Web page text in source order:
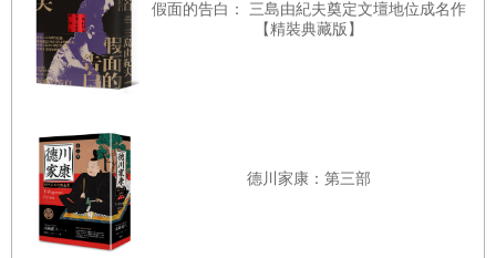
清天河之水，起初怎麼看都看不分明。但是漸漸定睛望去，
可以看出那清澈的河水比玻璃和氫氣更加晶瑩剔透，許是眼
睛的錯覺，不時好像還會掀起紫色微波或像彩虹一樣閃爍光
豎立。遠處的看似渺小，近處的顯得巨大，遠處的發出橙色
與黃色光芒格外清晰，近處的發出淡藍色光芒略顯模糊，或
三角形或方形，或為閃電或鎖鏈形，形形色色各不相同，在
整片原野上發光。喬凡尼簡直興奮極了，拼命甩頭。那一
假面的告白： 三島由紀夫奠定文壇地位成名作
【精裝典藏版】
德川家康：第三部